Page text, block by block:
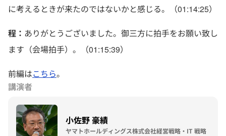
に考えるときが来たのではないかと感じる。（01:14:25）
程： ありがとうございました。御三方に拍手をお願い致し
ます（会場拍手）。（01:15:39）
前編はこちら。
講演者
小佐野 豪績
ヤマトホールディングス株式会社経営戦略・IT 戦略